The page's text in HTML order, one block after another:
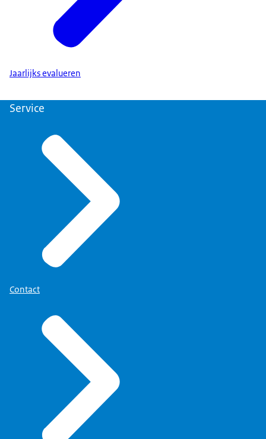
Jaarlijks evalueren
Service
Contact